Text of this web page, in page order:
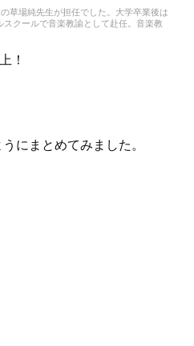
草場純先生が担任でした。大学卒業後は
クールで音楽教諭として赴任。音楽教
報をお届けします。趣味は楽器、歌、
！
にまとめてみました。